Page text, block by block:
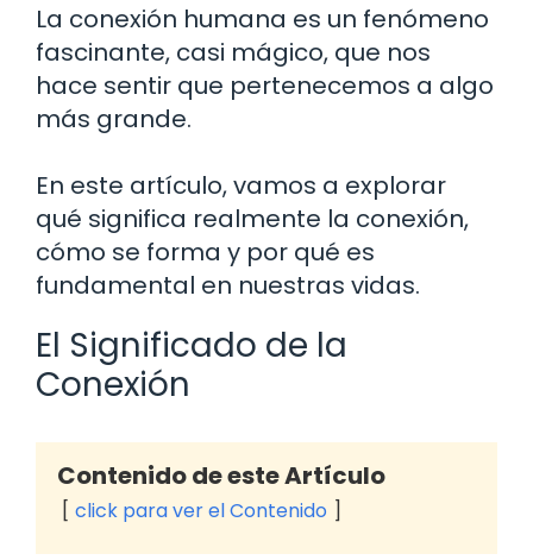
La conexión humana es un fenómeno
fascinante, casi mágico, que nos
hace sentir que pertenecemos a algo
más grande.
En este artículo, vamos a explorar
qué significa realmente la conexión,
cómo se forma y por qué es
fundamental en nuestras vidas.
El Significado de la
Conexión
Contenido de este Artículo
click para ver el Contenido